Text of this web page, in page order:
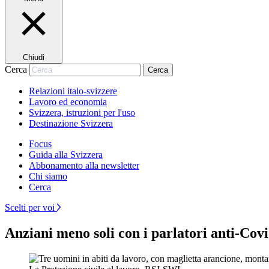
Chiudi
Cerca Cerca
Relazioni italo-svizzere
Lavoro ed economia
Svizzera, istruzioni per l'uso
Destinazione Svizzera
Focus
Guida alla Svizzera
Abbonamento alla newsletter
Chi siamo
Cerca
Scelti per voi
Anziani meno soli con i parlatori anti-